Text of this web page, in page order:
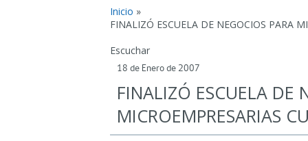
Inicio »
FINALIZÓ ESCUELA DE NEGOCIOS PARA
Escuchar
18 de Enero de 2007
FINALIZÓ ESCUELA DE
MICROEMPRESARIAS